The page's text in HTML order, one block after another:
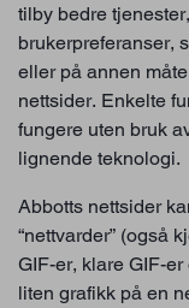
tilby bedre
brukerpreferanser,
eller på annen
nettsider. Enkelte
fungere uten bruk
lignende teknologi.
Abbotts nettsider
“nettvarder” (også
GIF-er, klare GIF-
liten grafikk på en